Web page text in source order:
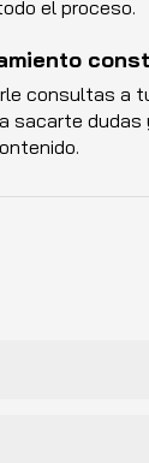
el proceso.
consultas a
sacarte dudas